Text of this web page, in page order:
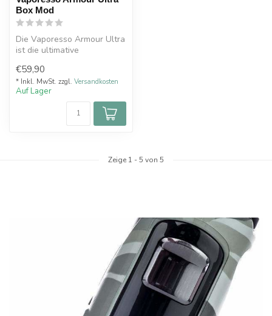
Box Mod
Die Vaporesso Armour Ultra
ist die ultimative
Armour-Serie...
€59,90
* Inkl. MwSt. zzgl. Versandkosten
Auf Lager
Zeige 1 -5 von 5